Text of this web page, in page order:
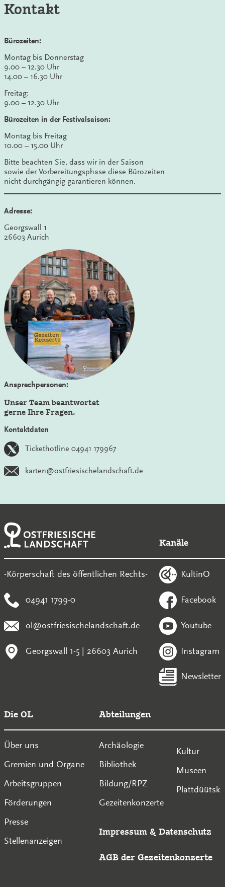
Kontakt
Bürozeiten:
Montag bis Donnerstag
9.00 – 12.30 Uhr
14.00 – 16.30 Uhr
Freitag:
9.00 – 12.30 Uhr
Bürozeiten in der Festivalsaison:
Montag bis Freitag
10.00 – 15.00 Uhr
Bitte beachten Sie, dass wir in der Saison
sowie der Vorbereitungsphase diese Bürozeiten
nicht durchgängig garantieren können.
Adresse:
Georgswall 1
26603 Aurich
Ansprechpersonen:
Unser Team beantwortet
gerne Ihre Fragen.
Kontaktdaten
Tickethotline 04941 179967
karten@ostfriesischelandschaft.de
-Körperschaft des öffentlichen Rechts-
04941 1799-0
ol@ostfriesischelandschaft.de
Georgswall 1-5 | 26603 Aurich
Kanäle
KultinO
Facebook
Youtube
Instagram
Newsletter
Die OL
Über uns
Gremien und Organe
Arbeitsgruppen
Förderungen
Presse
Stellenanzeigen
Abteilungen
Archäologie
Bibliothek
Bildung/RPZ
Gezeitenkonzerte
Kultur
Museen
Plattdüütsk
Impressum & Datenschutz
AGB der Gezeitenkonzerte